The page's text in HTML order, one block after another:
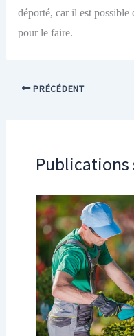
déporté, car il est
pour le faire.
PRÉCÉDENT